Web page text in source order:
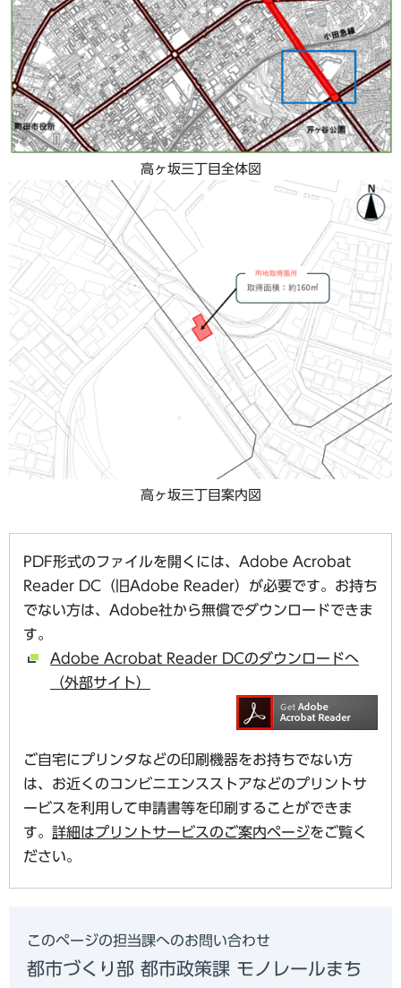
高ヶ坂三丁目全体図
高ヶ坂三丁目案内図
PDF形式のファイルを開くには、Adobe Acrobat
Reader DC（旧Adobe Reader）が必要です。お持ち
でない方は、Adobe社から無償でダウンロードできま
す。
Adobe Acrobat Reader DCのダウンロードへ
（外部サイト）
ご自宅にプリンタなどの印刷機器をお持ちでない方
は、お近くのコンビニエンスストアなどのプリントサ
ービスを利用して申請書等を印刷することができま
す。 詳細はプリントサービスのご案内ページをご覧く
ださい。
このページの担当課へのお問い合わせ
都市づくり部 都市政策課 モノレールまち